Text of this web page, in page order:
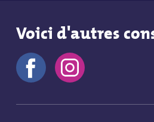
Voici d'autres